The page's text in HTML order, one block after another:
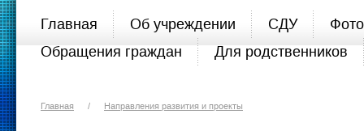
Главная Об учреждении СДУ
Обращения граждан
Для родственников
Главная / Направления развития и проекты